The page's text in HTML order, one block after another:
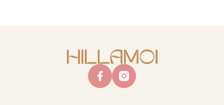
facebookinstagram